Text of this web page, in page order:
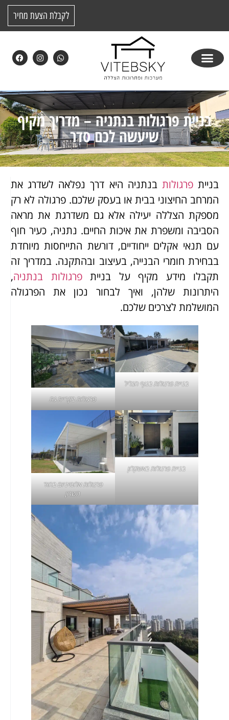
לקבלת הצעת מחיר
בניית פרגולות בנתניה – מדריך מקיף
שיעשה לכם סדר
בנייתפרגולות בנתניה היא דרך נפלאה לשדרג את
המרחב החיצוני בבית או בעסק שלכם. פרגולה לא רק
מספקת הצללה יעילה אלא גם משדרגת את מראה
הסביבה ומשפרת את איכות החיים. נתניה, כעיר חוף
עם תנאי אקלים ייחודיים, דורשת התייחסות מיוחדת
בבחירת חומרי הבנייה, בעיצוב ובהתקנה. במדריך זה
תקבלו מידע מקיף על בנייתפרגולות בנתניה,
היתרונות שלהן, ואיך לבחור נכון את הפרגולה
המושלמת לצרכים שלכם.
בנייתפרגולות בנוף הגליל
פרגולות בקריית גת
בניית פרגולות באשקלון
פרגולות אלומיניוםבהוד
השרון